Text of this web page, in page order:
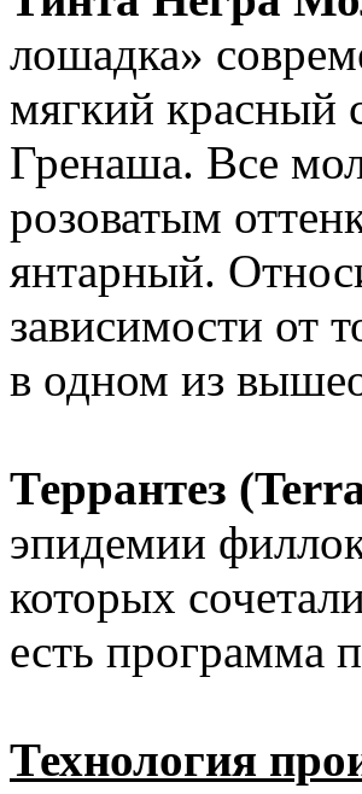
лошадка»
мягкий красный
Гренаша. Все
розоватым
янтарный.
зависимости от
в одном из
Террантез
эпидемии
которых
есть программа
Технология